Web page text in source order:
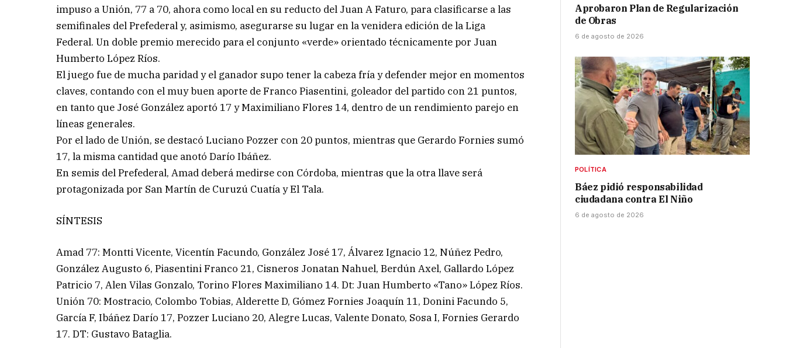
impuso a Unión, 77 a 70, ahora como local en su reducto del Juan A Faturo, para clasificarse a las
semifinales del Prefederal y, asimismo, asegurarse su lugar en la venidera edición de la Liga
Federal. Un doble premio merecido para el conjunto «verde» orientado técnicamente por Juan
Humberto López Ríos.
El juego fue de mucha paridad y el ganador supo tener la cabeza fría y defender mejor en momentos
claves, contando con el muy buen aporte de Franco Piasentini, goleador del partido con 21 puntos,
en tanto que José González aportó 17 y Maximiliano Flores 14, dentro de un rendimiento parejo en
líneas generales.
Por el lado de Unión, se destacó Luciano Pozzer con 20 puntos, mientras que Gerardo Fornies sumó
17, la misma cantidad que anotó Darío Ibáñez.
En semis del Prefederal, Amad deberá medirse con Córdoba, mientras que la otra llave será
protagonizada por San Martín de Curuzú Cuatía y El Tala.
SÍNTESIS
Amad 77: Montti Vicente, Vicentín Facundo, González José 17, Álvarez Ignacio 12, Núñez Pedro,
González Augusto 6, Piasentini Franco 21, Cisneros Jonatan Nahuel, Berdún Axel, Gallardo López
Patricio 7, Alen Vilas Gonzalo, Torino Flores Maximiliano 14. Dt: Juan Humberto «Tano» López Ríos.
Unión 70: Mostracio, Colombo Tobias, Alderette D, Gómez Fornies Joaquín 11, Donini Facundo 5,
García F, Ibáñez Darío 17, Pozzer Luciano 20, Alegre Lucas, Valente Donato, Sosa I, Fornies Gerardo
17. DT: Gustavo Bataglia.
Aprobaron Plan de Regularización
de Obras
6 de agosto de 2026
POLÍTICA
Báez pidió responsabilidad
ciudadana contra El Niño
6 de agosto de 2026